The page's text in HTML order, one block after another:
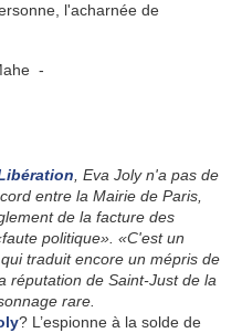
l'acharnée de
-
, Eva Joly n'a pas de
entre la Mairie de Paris,
de la facture des
politique». «C'est un
traduit encore un mépris de
réputation de Saint-Just de la
rare.
? L’espionne à la solde de